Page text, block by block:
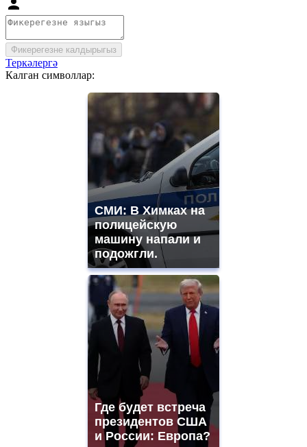
Фикерегезне калдырыгыз
Теркәлергә
Калган символлар:
СМИ: В Химках на
полицейскую
машину напали и
подожгли.
Где будет встреча
президентов США
и России: Европа?